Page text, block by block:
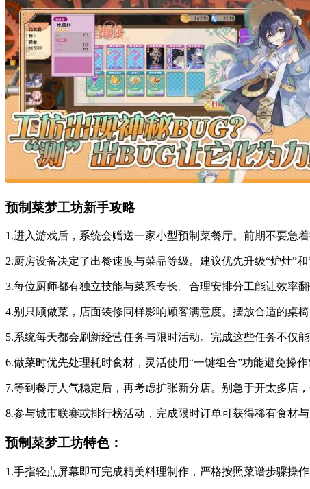
预制菜梦工坊新手攻略
1.进入游戏后，系统会赠送一家小型预制菜餐厅。前期不要急
2.厨房设备决定了出餐速度与菜品等级。建议优先升级“炉灶”
3.每位厨师都有独立技能与菜系专长。合理安排分工能让效率
4.别只顾做菜，店面装修同样影响顾客满意度。摆放合适的桌
5.系统每天都会刷新经营任务与限时活动。完成这些任务不仅
6.做菜时优先处理耗时食材，灵活使用“一键组合”功能避免操
7.等到餐厅人气稳定后，再考虑扩张新分店。别急于开太多店
8.参与城市联赛或排行榜活动，完成限时订单可获得稀有食材
预制菜梦工坊特色：
1.手指轻点屏幕即可完成精美料理制作，严格按照菜谱步骤操